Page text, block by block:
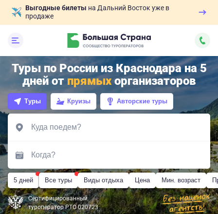
Выгодные билеты на Дальний Восток уже в
продаже
Туры по России из Краснодара на 5
дней от прямыхорганизаторов
Туры Круизы Авторские туры
5 дней Все туры Виды отдыха Цена Мин. возраст
Сертифицированный
туроператор РТО 020723